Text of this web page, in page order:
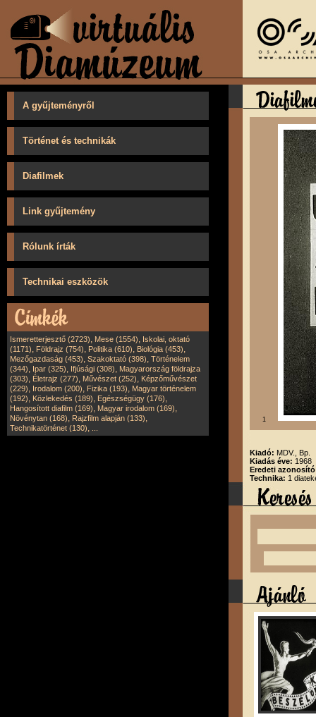
A gyűjteményről
Történet és technikák
Diafilmek
Link gyűjtemény
Rólunk írták
Technikai eszközök
Ismeretterjesztő (2723), Mese (1554), Iskolai, oktató
(1171), Földrajz (754), Politika (610), Biológia (453),
Mezőgazdaság (453), Szakoktató (398), Történelem
(344), Ipar (325), Ifjúsági (308), Magyarország földrajza
(303), Életrajz (277), Művészet (252), Képzőművészet
(229), Irodalom (200), Fizika (193), Magyar történelem
(192), Közlekedés (189), Egészségügy (176),
Hangosított diafilm (169), Magyar irodalom (169),
Növénytan (168), Rajzfilm alapján (133),
Technikatörténet (130),
1
Kiadó: MDV., Bp.
Kiadás éve: 1968
Eredeti
Technika: 1